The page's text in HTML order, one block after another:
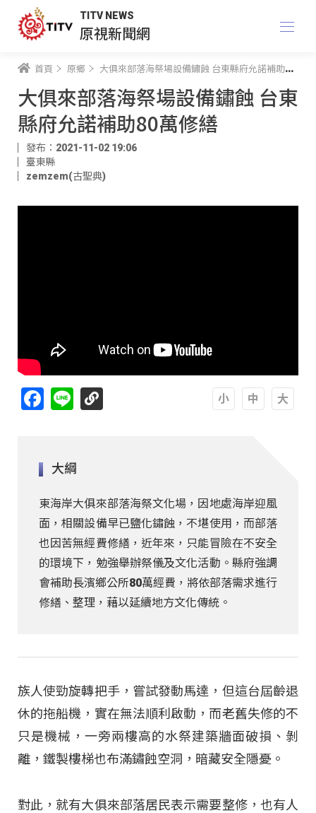
TITV NEWS
原視新聞網
首頁 原鄉 大俱來部落海祭場設備鏽蝕 台東縣府允諾補助80萬修繕
大俱來部落海祭場設備鏽蝕 台東
縣府允諾補助80萬修繕
發布：2021-11-02 19:06
臺東縣
zemzem(古聖典)
Facebook
Line
大綱
東海岸大俱來部落海祭文化場，因地處海岸迎風
面，相關設備早已鹽化鏽蝕，不堪使用，而部落
也因苦無經費修繕，近年來，只能冒險在不安全
的環境下，勉強舉辦祭儀及文化活動。縣府強調
會補助長濱鄉公所80萬經費，將依部落需求進行
修繕、整理，藉以延續地方文化傳統。
族人使勁旋轉把手，嘗試發動馬達，但這台屆齡退
休的拖船機，實在無法順利啟動，而老舊失修的不
只是機械，一旁兩樓高的水祭建築牆面破損、剝
離，鐵製樓梯也布滿鏽蝕空洞，暗藏安全隱憂。
對此，就有大俱來部落居民表示需要整修，也有人